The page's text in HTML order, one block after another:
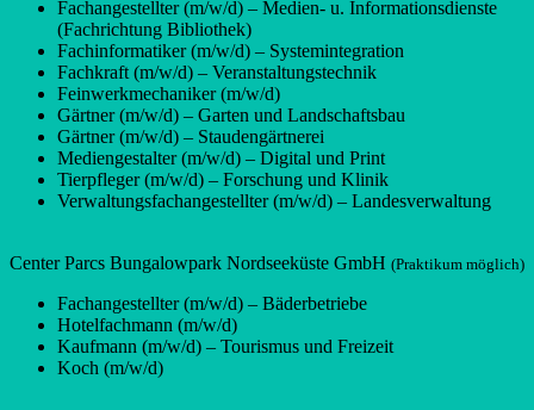
Fachangestellter (m/w/d) – Medien- u. Informationsdienste
(Fachrichtung Bibliothek)
Fachinformatiker (m/w/d) – Systemintegration
Fachkraft (m/w/d) – Veranstaltungstechnik
Feinwerkmechaniker (m/w/d)
Gärtner (m/w/d) – Garten und Landschaftsbau
Gärtner (m/w/d) – Staudengärtnerei
Mediengestalter (m/w/d) – Digital und Print
Tierpfleger (m/w/d) – Forschung und Klinik
Verwaltungsfachangestellter (m/w/d) – Landesverwaltung
Center Parcs Bungalowpark Nordseeküste GmbH (Praktikum möglich)
Fachangestellter (m/w/d) – Bäderbetriebe
Hotelfachmann (m/w/d)
Kaufmann (m/w/d) – Tourismus und Freizeit
Koch (m/w/d)